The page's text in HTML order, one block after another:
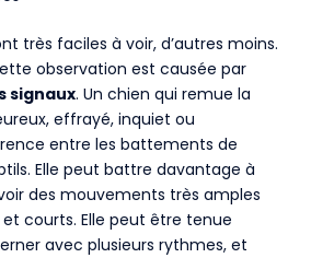
très faciles à voir, d’autres moins.
observation est causée par
signaux. Un chien qui remue la
effrayé, inquiet ou
entre les battements de
Elle peut battre davantage à
des mouvements très amples
courts. Elle peut être tenue
avec plusieurs rythmes, et